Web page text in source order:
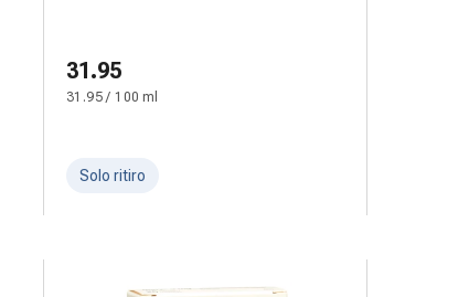
31.95
31.95 / 100 ml
Solo ritiro